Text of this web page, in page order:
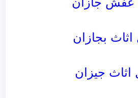
اثاث بجازان
اثاث جيزان